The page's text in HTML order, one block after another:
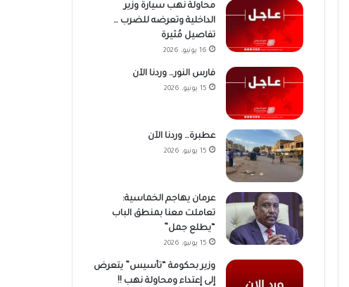
محاولة نهب سيارة وزير
الداخلية وتعرضه للضرب …
تفاصيل مُثيرة
16 يونيو، 2026
فارس النور… وردنا الآن
15 يونيو، 2026
عطبرة… وردنا الآن
15 يونيو، 2026
عرمان يهاجم الخماسية:
تعاملت معنا بمنطق الباب
“يطلع جمل”
15 يونيو، 2026
وزير بحكومة “تأسيس” يتعرض
إلى إعتداء ومحاولة نهب !!